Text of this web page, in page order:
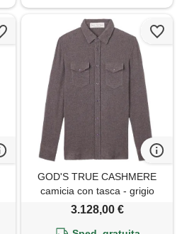
GOD'S TRUE CASHMERE
camicia con tasca - grigio
3.128,00 €